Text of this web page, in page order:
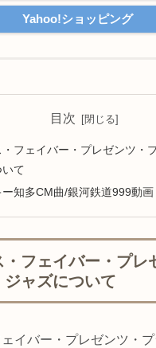
Yahoo!ショッピング
目次
・フェイバー・プレゼンツ・
いて
ー知多CM曲/銀河鉄道999動画
・フェイバー・プレ
ジャズについて
イバー・プレゼンツ・